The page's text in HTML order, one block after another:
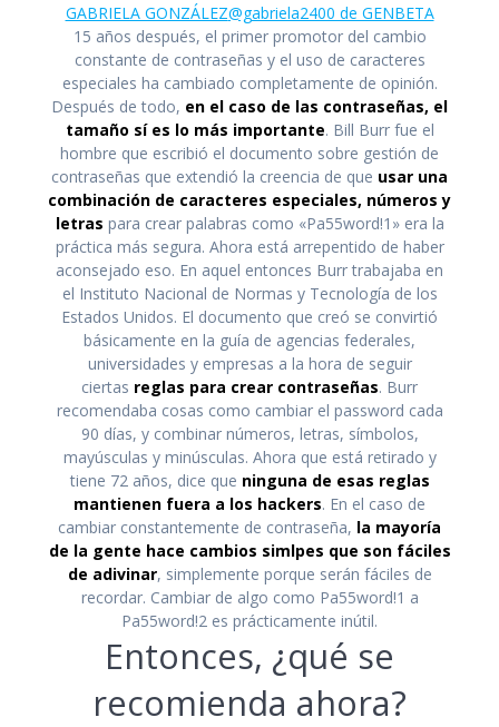
GABRIELA GONZÁLEZ@gabriela2400 de GENBETA
15 años después, el primer promotor del cambio
constante de contraseñas y el uso de caracteres
especiales ha cambiado completamente de opinión.
Después de todo, en el caso de las contraseñas, el
tamaño sí es lo más importante. Bill Burr fue el
hombre que escribió el documento sobre gestión de
contraseñas que extendió la creencia de que usar una
combinación de caracteres especiales, números y
letras para crear palabras como «Pa55word!1» era la
práctica más segura. Ahora está arrepentido de haber
aconsejado eso. En aquel entonces Burr trabajaba en
el Instituto Nacional de Normas y Tecnología de los
Estados Unidos. El documento que creó se convirtió
básicamente en la guía de agencias federales,
universidades y empresas a la hora de seguir
ciertas reglas para crear contraseñas. Burr
recomendaba cosas como cambiar el password cada
90 días, y combinar números, letras, símbolos,
mayúsculas y minúsculas. Ahora que está retirado y
tiene 72 años, dice que ninguna de esas reglas
mantienen fuera a los hackers. En el caso de
cambiar constantemente de contraseña, la mayoría
de la gente hace cambios simlpes que son fáciles
de adivinar, simplemente porque serán fáciles de
recordar. Cambiar de algo como Pa55word!1 a
Pa55word!2 es prácticamente inútil.
Entonces, ¿qué se
recomienda ahora?